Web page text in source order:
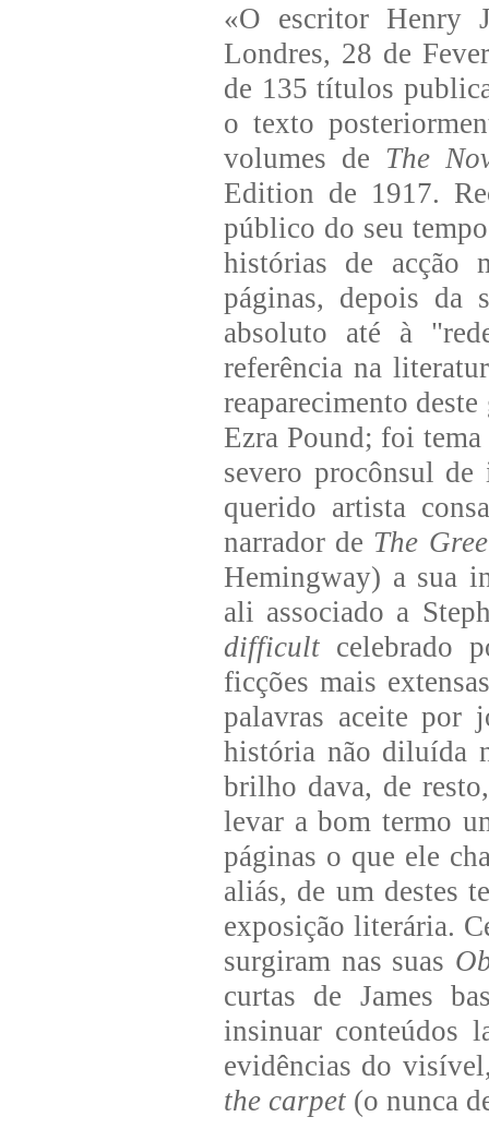
«O escritor Henry
Londres, 28 de
de 135 títulos
o texto
volumes de The
Edition de 1917.
público do seu
histórias de acção
páginas, depois da
absoluto até à
referência na
reaparecimento
Ezra Pound; foi
severo procônsul
querido artista
narrador de The
Hemingway) a sua
ali associado a
difficult celebrado
ficções mais
palavras aceite por
história não diluída
brilho dava, de
levar a bom termo
páginas o que ele
aliás, de um destes
exposição literária.
surgiram nas suas
curtas de James
insinuar conteúdos
evidências do
the carpet (o nunca